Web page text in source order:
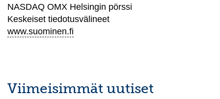
NASDAQ OMX Helsingin pörssi
Keskeiset tiedotusvälineet
www.suominen.fi
Viimeisimmät uutiset